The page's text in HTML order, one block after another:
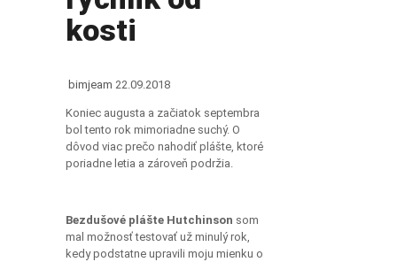
kosti
bimjeam 22.09.2018
Koniec augusta a začiatok septembra
bol tento rok mimoriadne suchý. O
dôvod viac prečo nahodiť plášte, ktoré
poriadne letia a zároveň podržia.
Bezdušové plášte Hutchinson som
mal možnosť testovať už minulý rok,
kedy podstatne upravili moju mienku o